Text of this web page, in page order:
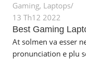
Gaming, Laptops
13 Th12 2022
Best Gaming
At solmen va esser
pronunciation e plu